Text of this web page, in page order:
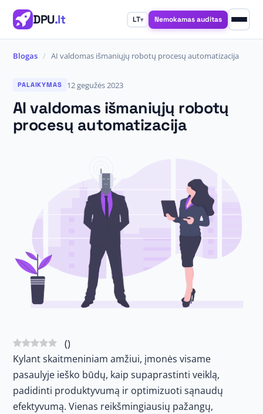
DPU.lt LT▾ Nemokamas auditas
Blogas / AI valdomas išmaniųjų robotų procesų automatizacija
PALAIKYMAS 12 gegužės 2023
AI valdomas išmaniųjų robotų
procesų automatizacija
()
Kylant skaitmeniniam amžiui, įmonės visame
pasaulyje ieško būdų, kaip supaprastinti veiklą,
padidinti produktyvumą ir optimizuoti sąnaudų
efektyvumą. Vienas reikšmingiausių pažangų,